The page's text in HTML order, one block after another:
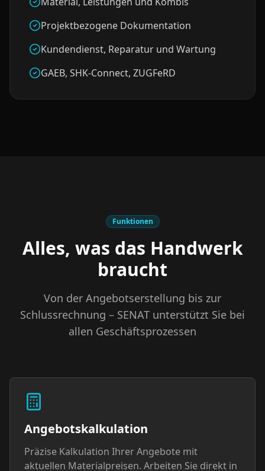
Projektbezogene Dokumentation
Kundendienst, Reparatur und Wartung
GAEB, SHK-Connect, ZUGFeRD
Funktionen
Alles, was das Handwerk
braucht
Von der Angebotserstellung bis zur
Schlussrechnung – SENAT unterstützt Sie bei
allen Geschäftsprozessen
Angebotskalkulation
Präzise Kalkulation Ihrer Angebote mit
aktuellen Materialpreisen. Arbeiten Sie direkt in